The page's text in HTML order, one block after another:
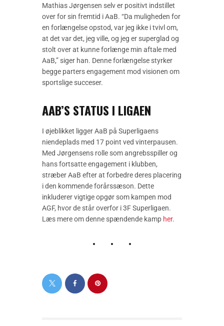
Mathias Jørgensen selv er positivt indstillet
over for sin fremtid i AaB. “Da muligheden for
en forlængelse opstod, var jeg ikke i tvivl om,
at det var det, jeg ville, og jeg er superglad og
stolt over at kunne forlænge min aftale med
AaB,” siger han. Denne forlængelse styrker
begge parters engagement mod visionen om
sportslige succeser.
AAB’S STATUS I LIGAEN
I øjeblikket ligger AaB på Superligaens
niendeplads med 17 point ved vinterpausen.
Med Jørgensens rolle som angrebsspiller og
hans fortsatte engagement i klubben,
stræber AaB efter at forbedre deres placering
i den kommende forårssæson. Dette
inkluderer vigtige opgør som kampen mod
AGF, hvor de står overfor i 3F Superligaen.
Læs mere om denne spændende kamp her.